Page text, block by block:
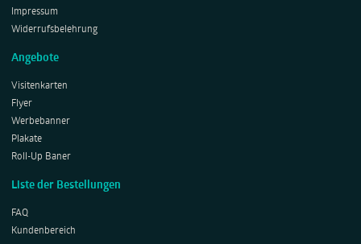
Impressum
Widerrufsbelehrung
Angebote
Visitenkarten
Flyer
Werbebanner
Plakate
Roll-Up Baner
Liste der Bestellungen
FAQ
Kundenbereich